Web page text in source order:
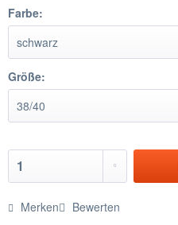
Farbe:
Größe:
Merken Bewerten